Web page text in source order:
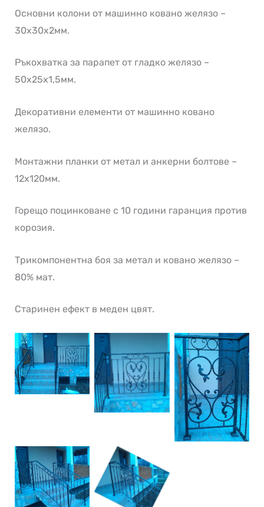
Основни колони от машинно ковано желязо –
30х30х2мм.
Ръкохватка за парапет от гладко желязо –
50х25х1,5мм.
Декоративни елементи от машинно ковано
желязо.
Монтажни планки от метал и анкерни болтове –
12х120мм.
Горещо поцинковане с 10 години гаранция против
корозия.
Трикомпонентна боя за метал и ковано желязо –
80% мат.
Старинен ефект в меден цвят.